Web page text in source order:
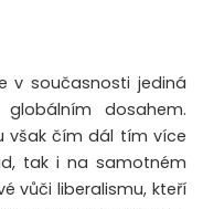
v současnosti jediná
dosahem.
však čím dál tím více
tak i na samotném
vůči liberalismu, kteří